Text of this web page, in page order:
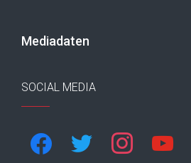
Mediadaten
SOCIAL MEDIA
facebook twitter instagram youtube